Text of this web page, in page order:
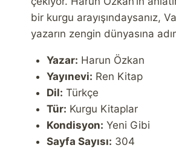
bir kurgu arayışındaysanız,
yazarın zengin dünyasına
Yazar: Harun Özkan
Yayınevi: Ren Kitap
Dil: Türkçe
Tür: Kurgu Kitaplar
Kondisyon: Yeni Gibi
Sayfa Sayısı: 304